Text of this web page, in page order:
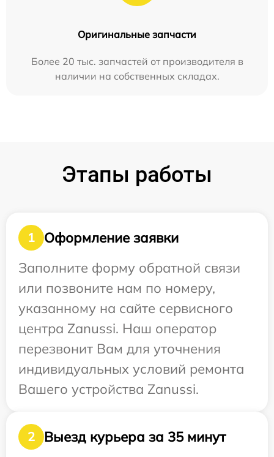
Оригинальные запчасти
Более 20 тыс. запчастей от производителя в
наличии на собственных складах.
Этапы работы
1
Оформление заявки
Заполните форму обратной связи
или позвоните нам по номеру,
указанному на сайте сервисного
центра Zanussi. Наш оператор
перезвонит Вам для уточнения
индивидуальных условий ремонта
Вашего устройства Zanussi.
2 Выезд курьера за 35 минут